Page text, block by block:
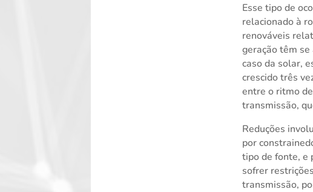
Esse tipo de
relacionado à
renováveis
geração têm
caso da solar,
crescido três
entre o ritmo
transmissão,
Reduções
por
tipo de fonte, e
sofrer
transmissão,